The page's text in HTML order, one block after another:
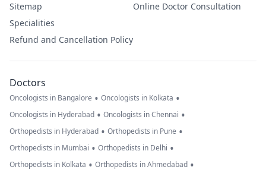
Sitemap
Specialities
Refund and Cancellation Policy
Online Doctor Consultation
Doctors
Oncologists in Bangalore • Oncologists in Kolkata •
Oncologists in Hyderabad • Oncologists in Chennai •
Orthopedists in Hyderabad • Orthopedists in Pune •
Orthopedists in Mumbai • Orthopedists in Delhi •
Orthopedists in Kolkata • Orthopedists in Ahmedabad •